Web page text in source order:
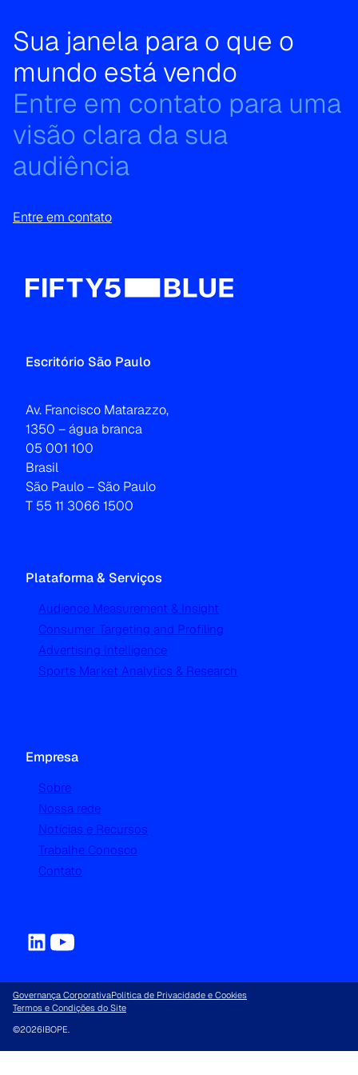
Sua janela para o que o
mundo está vendo
Entre em contato para uma
visão clara da sua
audiência
Entre em contato
Escritório São Paulo
Av. Francisco Matarazzo,
1350 – água branca
05 001 100
Brasil
São Paulo – São Paulo
T 55 11 3066 1500
Plataforma & Serviços
Audience Measurement & Insight
Consumer Targeting and Profiling
Advertising Intelligence
Sports Market Analytics & Research
Empresa
Sobre
Nossa rede
Notícias e Recursos
Trabalhe Conosco
Contato
Governança CorporativaPolítica de Privacidade e Cookies
Termos e Condições do Site
©2026IBOPE.